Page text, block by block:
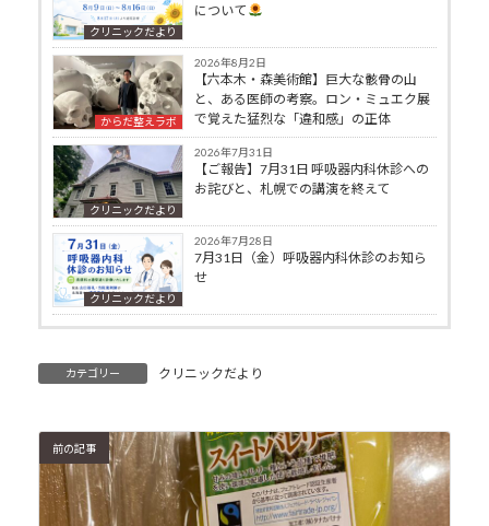
クリニックだより
について
からだ整えラボ
2026年8月2日
【六本木・森美術館】巨大な骸骨の山
と、ある医師の考察。ロン・ミュエク展
で覚えた猛烈な「違和感」の正体
クリニックだより
2026年7月31日
【ご報告】7月31日 呼吸器内科休診への
お詫びと、札幌での講演を終えて
クリニックだより
2026年7月28日
7月31日（金）呼吸器内科休診のお知ら
せ
カテゴリー クリニックだより
前の記事